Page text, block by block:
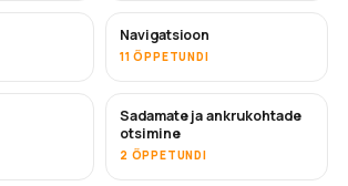
Navigatsioon
11 ÕPPETUNDI
Sadamate ja ankrukohtade
otsimine
2 ÕPPETUNDI